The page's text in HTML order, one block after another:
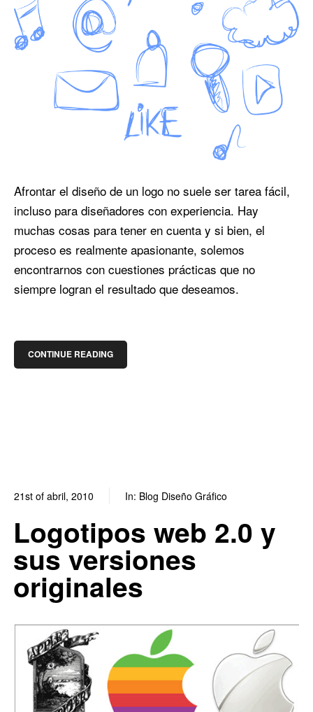
Afrontar el diseño de un logo no suele ser tarea fácil,
incluso para diseñadores con experiencia. Hay
muchas cosas para tener en cuenta y si bien, el
proceso es realmente apasionante, solemos
encontrarnos con cuestiones prácticas que no
siempre logran el resultado que deseamos.
CONTINUE READING
21st of abril, 2010 In: Blog Diseño Gráfico
Logotipos web 2.0 y
sus versiones
originales